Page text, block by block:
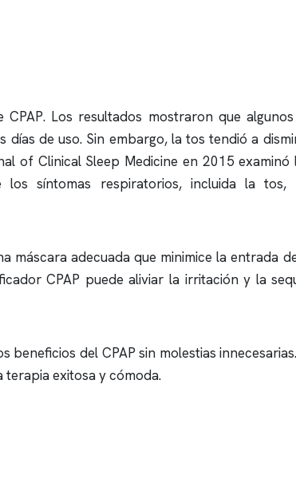
Los resultados mostraron que
de uso. Sin embargo, la tos tendió a
of Clinical Sleep Medicine en 2015 examinó
síntomas respiratorios, incluida la tos,
máscara adecuada que minimice la entrada
CPAP puede aliviar la irritación y la
del CPAP sin molestias
exitosa y cómoda.